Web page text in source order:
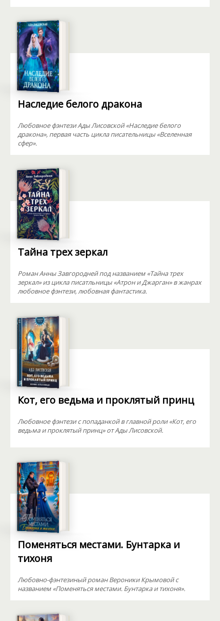
Наследие белого дракона
Любовное фэнтези Ады Лисовской «Наследие белого
дракона», первая часть цикла писательницы «Вселенная
сфер».
Тайна трех зеркал
Роман Анны Завгородней под названием «Тайна трех
зеркал» из цикла писатльницы «Атрон и Джарган» в жанрах
любовное фэнтези, любовная фантастика.
Кот, его ведьма и проклятый принц
Любовное фэнтези с попаданкой в главной роли «Кот, его
ведьма и проклятый принц» от Ады Лисовской.
Поменяться местами. Бунтарка и
тихоня
Любовно-фэнтезиный роман Вероники Крымовой с
названием «Поменяться местами. Бунтарка и тихоня».